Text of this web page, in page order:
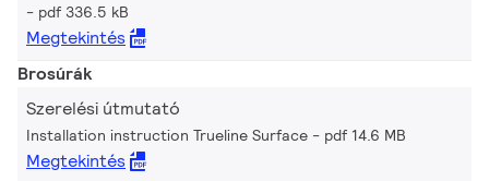
pdf 336.5 kB
Megtekintés
Brosúrák
Szerelési útmutató
Installation instruction Trueline Surface pdf 14.6 MB
Megtekintés